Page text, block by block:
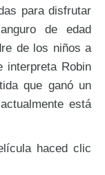
para disfrutar
de edad
de los niños a
interpreta Robin
que ganó un
está
haced clic